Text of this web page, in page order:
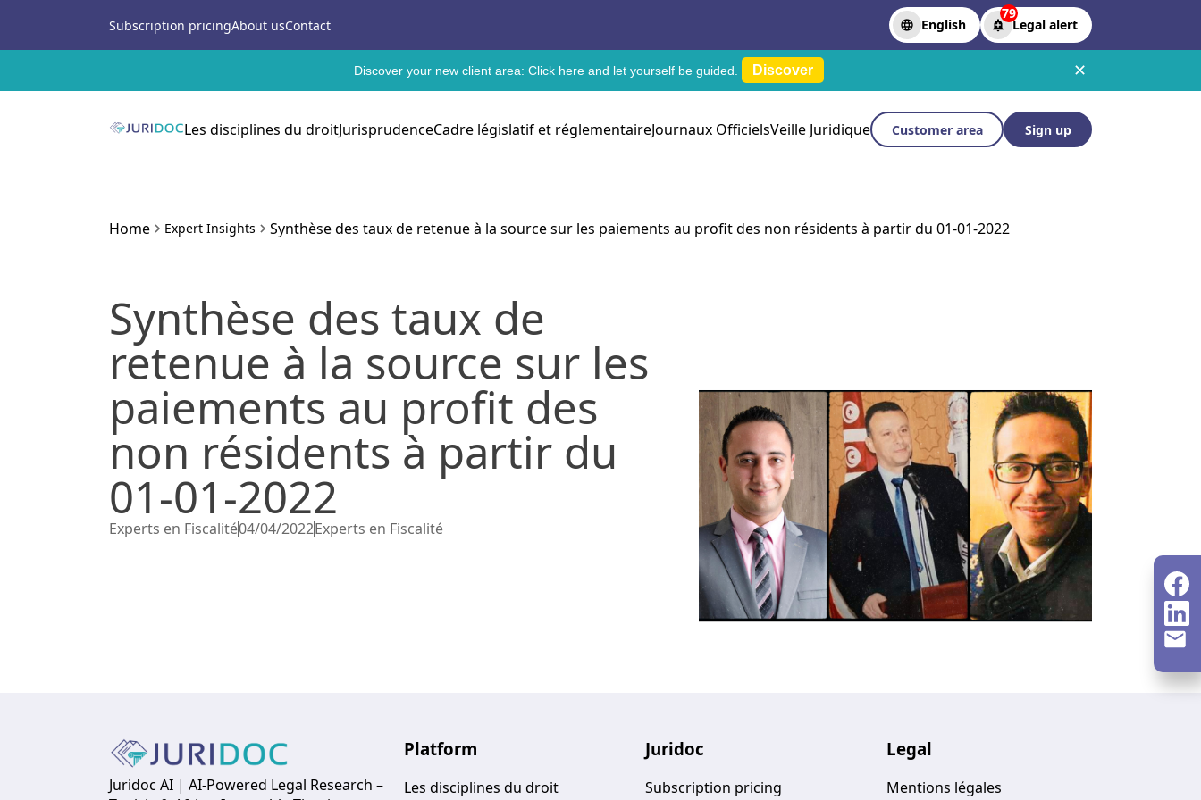
Subscription pricingAbout usContact English
79
Legal alert
Discover your new client area: Click here and let yourself be guided. Discover ✕
Les disciplines du droitJurisprudenceCadre législatif et réglementaireJournaux OfficielsVeille Juridique Customer area Sign up
Home Expert Insights Synthèse des taux de retenue à la source sur les paiements au profit des non résidents à partir du 01-01-2022
Synthèse des taux de
retenue à la source sur les
paiements au profit des
non résidents à partir du
01-01-2022
Experts en Fiscalité04/04/2022Experts en Fiscalité
Juridoc AI | AI-Powered Legal Research –
Platform
Les disciplines du droit
Juridoc
Subscription pricing
Legal
Mentions légales